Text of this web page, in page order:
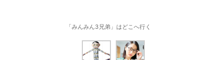
「みんみん3兄弟」はどこへ行く